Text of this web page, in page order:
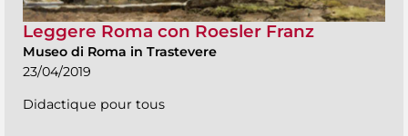
Leggere Roma con Roesler Franz
Museo di Roma in Trastevere
23/04/2019
Didactique pour tous